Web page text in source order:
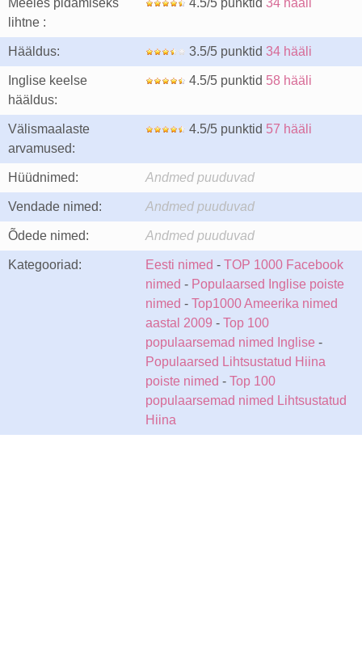
Meeles pidamiseks
lihtne :
4.5/5 punktid 34 hääli
Hääldus: 3.5/5 punktid 34 hääli
Inglise keelse
hääldus:
4.5/5 punktid 58 hääli
Välismaalaste
arvamused:
4.5/5 punktid 57 hääli
Hüüdnimed: Andmed puuduvad
Vendade nimed: Andmed puuduvad
Õdede nimed: Andmed puuduvad
Kategooriad: Eesti nimed - TOP 1000 Facebook
nimed - Populaarsed Inglise poiste
nimed - Top1000 Ameerika nimed
aastal 2009 - Top 100
populaarsemad nimed Inglise -
Populaarsed Lihtsustatud Hiina
poiste nimed - Top 100
populaarsemad nimed Lihtsustatud
Hiina